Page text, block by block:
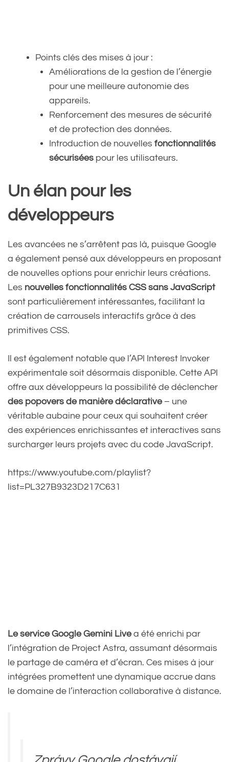
Points clés des mises à jour :
Améliorations de la gestion de l’énergie
pour une meilleure autonomie des
appareils.
Renforcement des mesures de sécurité
et de protection des données.
Introduction de nouvelles fonctionnalités
sécurisées pour les utilisateurs.
Un élan pour les
développeurs
Les avancées ne s’arrêtent pas là, puisque Google
a également pensé aux développeurs en proposant
de nouvelles options pour enrichir leurs créations.
Les nouvelles fonctionnalités CSS sans JavaScript
sont particulièrement intéressantes, facilitant la
création de carrousels interactifs grâce à des
primitives CSS.
Il est également notable que l’API Interest Invoker
expérimentale soit désormais disponible. Cette API
offre aux développeurs la possibilité de déclencher
des popovers de manière déclarative– une
véritable aubaine pour ceux qui souhaitent créer
des expériences enrichissantes et interactives sans
surcharger leurs projets avec du code JavaScript.
https://www.youtube.com/playlist?
list=PL327B9323D217C631
Le service Google Gemini Livea été enrichi par
l’intégration de Project Astra, assumant désormais
le partage de caméra et d’écran. Ces mises à jour
intégrées promettent une dynamique accrue dans
le domaine de l’interaction collaborative à distance.